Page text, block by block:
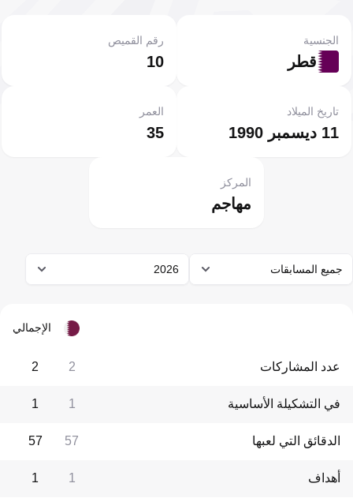
قطر
الجنسية
10
رقم القميص
11 ديسمبر 1990
تاريخ الميلاد
35
العمر
مهاجم
المركز
جميع المسابقات 2026
الإجمالي
عدد المشاركات 2
2
في التشكيلة الأساسية 1
1
الدقائق التي لعبها 57
57
أهداف 1
1